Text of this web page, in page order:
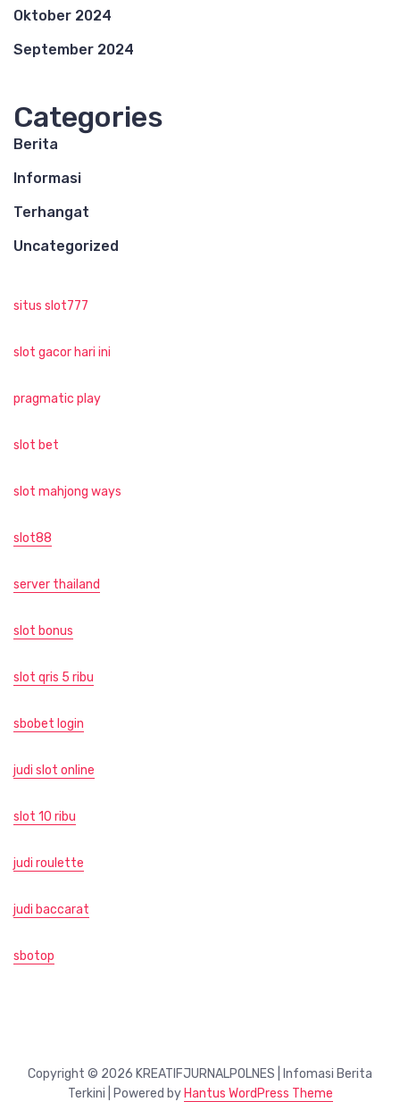
Oktober 2024
September 2024
Categories
Berita
Informasi
Terhangat
Uncategorized
situs slot777
slot gacor hari ini
pragmatic play
slot bet
slot mahjong ways
slot88
server thailand
slot bonus
slot qris 5 ribu
sbobet login
judi slot online
slot 10 ribu
judi roulette
judi baccarat
sbotop
Copyright © 2026 KREATIFJURNALPOLNES | Infomasi Berita
Terkini | Powered by Hantus WordPress Theme